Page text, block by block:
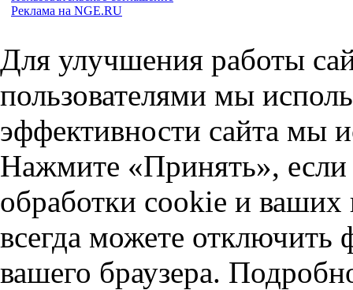
Реклама на NGE.RU
Для улучшения работы
пользователями мы
эффективности сайта мы
Нажмите «Принять», если
обработки cookie и
всегда можете отключить
вашего браузера.